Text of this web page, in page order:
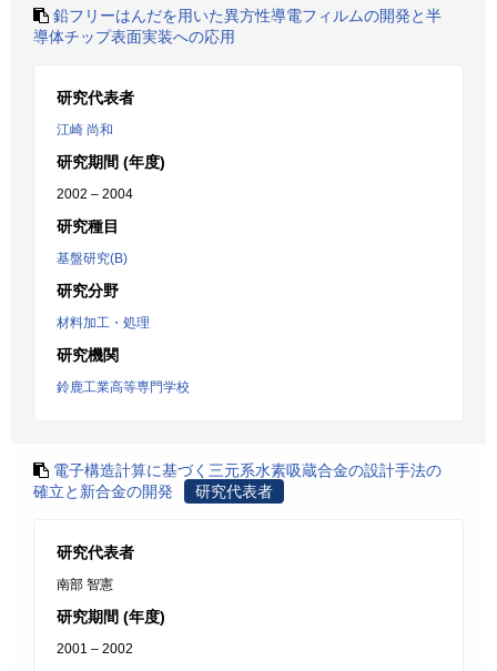
鉛フリーはんだを用いた異方性導電フィルムの開発と半
導体チップ表面実装への応用
研究代表者
江崎 尚和
研究期間 (年度)
2002 – 2004
研究種目
基盤研究(B)
研究分野
材料加工・処理
研究機関
鈴鹿工業高等専門学校
電子構造計算に基づく三元系水素吸蔵合金の設計手法の
確立と新合金の開発
研究代表者
研究代表者
南部 智憲
研究期間 (年度)
2001 – 2002